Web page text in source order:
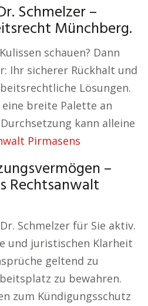
Schmelzer –
Münchberg.
schauen? Dann
Ihr sicherer Rückhalt und
Lösungen.
breite Palette an
kann alleine
Pirmasens
–
Rechtsanwalt
Schmelzer für Sie aktiv.
und juristischen Klarheit
geltend zu
zu bewahren.
zum Kündigungsschutz